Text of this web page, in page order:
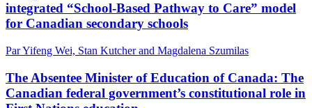
integrated “School-Based Pathway to Care” model
for Canadian secondary schools
Par Yifeng Wei, Stan Kutcher and Magdalena Szumilas
The Absentee Minister of Education of Canada: The
Canadian federal government’s constitutional role in